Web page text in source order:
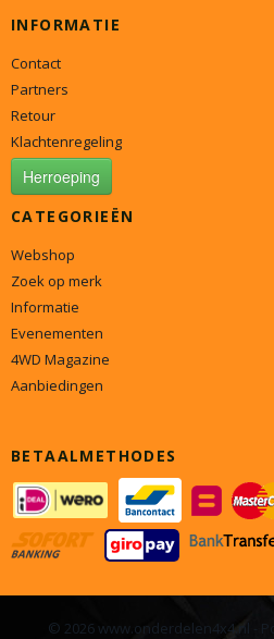
INFORMATIE
Contact
Partners
Retour
Klachtenregeling
Herroeping
CATEGORIEËN
Webshop
Zoek op merk
Informatie
Evenementen
4WD Magazine
Aanbiedingen
BETAALMETHODES
© 2026 www.onderdelen4x4.nl -